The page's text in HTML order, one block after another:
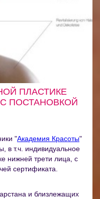
ПЛАСТИКЕ
ПОСТАНОВКОЙ
"Академия Красоты"
в т.ч. индивидуальное
нижней трети лица, с
сертификата.
и близлежащих